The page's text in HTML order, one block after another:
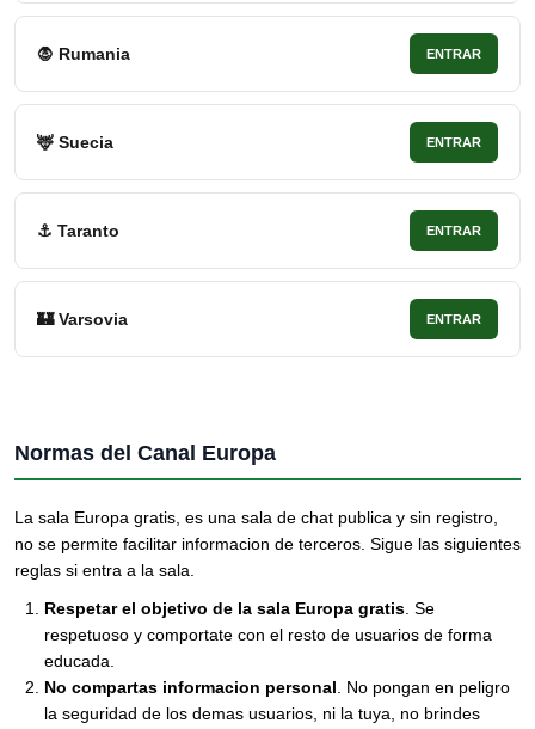
🧛 Rumania ENTRAR
🦌 Suecia ENTRAR
⚓ Taranto ENTRAR
🏰 Varsovia ENTRAR
Normas del Canal Europa
La sala Europa gratis, es una sala de chat publica y sin registro,
no se permite facilitar informacion de terceros. Sigue las siguientes
reglas si entra a la sala.
Respetar el objetivo de la sala Europa gratis . Se
respetuoso y comportate con el resto de usuarios de forma
educada.
No compartas informacion personal . No pongan en peligro
la seguridad de los demas usuarios, ni la tuya, no brindes